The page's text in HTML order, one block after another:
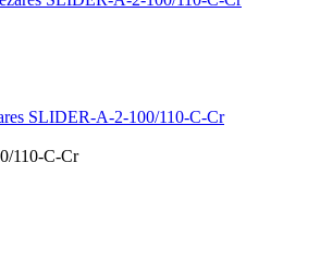
SLIDER-A-2-100/110-C-Cr
110-C-Cr